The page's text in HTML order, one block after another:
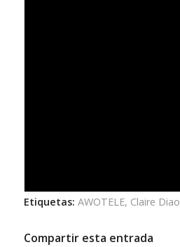
Etiquetas: AWOTELE, Claire Diao
Compartir esta entrada